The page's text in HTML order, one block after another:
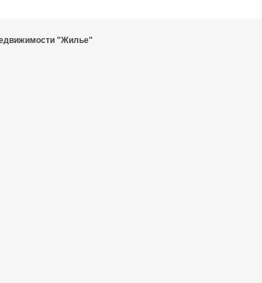
"Жилье"